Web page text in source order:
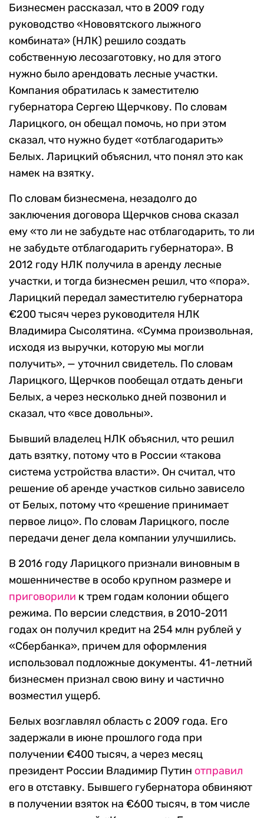
Бизнесмен рассказал, что в 2009 году
руководство «Нововятского лыжного
комбината» (НЛК) решило создать
собственную лесозаготовку, но для этого
нужно было арендовать лесные участки.
Компания обратилась к заместителю
губернатора Сергею Щерчкову. По словам
Ларицкого, он обещал помочь, но при этом
сказал, что нужно будет «отблагодарить»
Белых. Ларицкий объяснил, что понял это как
намек на взятку.
По словам бизнесмена, незадолго до
заключения договора Щерчков снова сказал
ему «то ли не забудьте нас отблагодарить, то ли
не забудьте отблагодарить губернатора». В
2012 году НЛК получила в аренду лесные
участки, и тогда бизнесмен решил, что «пора».
Ларицкий передал заместителю губернатора
€200 тысяч через руководителя НЛК
Владимира Сысолятина. «Сумма произвольная,
исходя из выручки, которую мы могли
получить», — уточнил свидетель. По словам
Ларицкого, Щерчков пообещал отдать деньги
Белых, а через несколько дней позвонил и
сказал, что «все довольны».
Бывший владелец НЛК объяснил, что решил
дать взятку, потому что в России «такова
система устройства власти». Он считал, что
решение об аренде участков сильно зависело
от Белых, потому что «решение принимает
первое лицо». По словам Ларицкого, после
передачи денег дела компании улучшились.
В 2016 году Ларицкого признали виновным в
мошенничестве в особо крупном размере и
приговорили к трем годам колонии общего
режима. По версии следствия, в 2010-2011
годах он получил кредит на 254 млн рублей у
«Сбербанка», причем для оформления
использовал подложные документы. 41-летний
бизнесмен признал свою вину и частично
возместил ущерб.
Белых возглавлял область с 2009 года. Его
задержали в июне прошлого года при
получении €400 тысяч, а через месяц
президент России Владимир Путин отправил
его в отставку. Бывшего губернатора обвиняют
в получении взяток на €600 тысяч, в том числе